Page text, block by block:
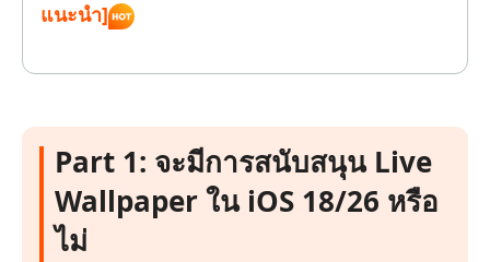
แนะนำ]
Part 1: จะมีการสนับสนุน Live
Wallpaper ใน iOS 18/26 หรือ
ไม่